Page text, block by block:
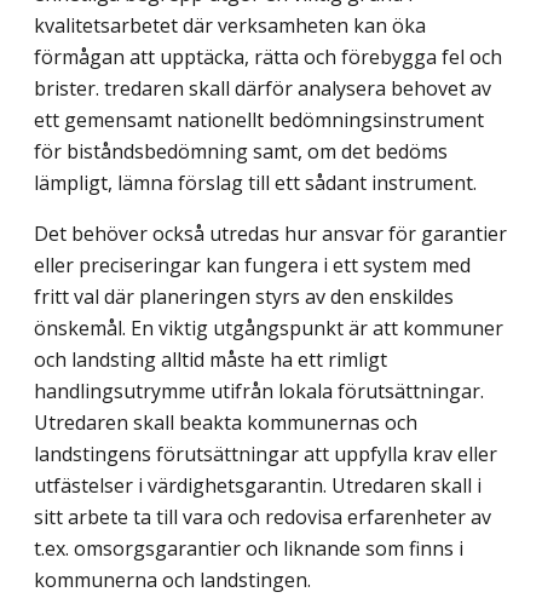
kvalitetsarbetet där verksamheten kan öka
förmågan att upptäcka, rätta och förebygga fel och
brister. tredaren skall därför analysera behovet av
ett gemensamt nationellt bedömningsinstrument
för biståndsbedömning samt, om det bedöms
lämpligt, lämna förslag till ett sådant instrument.
Det behöver också utredas hur ansvar för garantier
eller preciseringar kan fungera i ett system med
fritt val där planeringen styrs av den enskildes
önskemål. En viktig utgångspunkt är att kommuner
och landsting alltid måste ha ett rimligt
handlingsutrymme utifrån lokala förutsättningar.
Utredaren skall beakta kommunernas och
landstingens förutsättningar att uppfylla krav eller
utfästelser i värdighetsgarantin. Utredaren skall i
sitt arbete ta till vara och redovisa erfarenheter av
t.ex. omsorgsgarantier och liknande som finns i
kommunerna och landstingen.